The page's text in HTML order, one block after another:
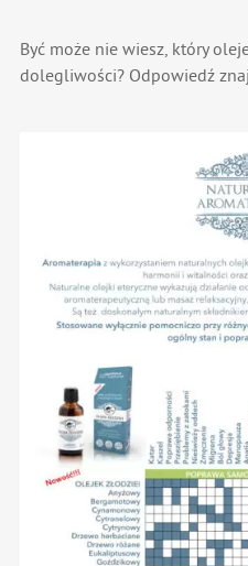
Być może nie wiesz, który
dolegliwości? Odpowiedź